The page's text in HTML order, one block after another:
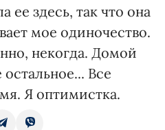
ее здесь, так что она
мое одиночество.
некогда. Домой
остальное... Все
Я оптимистка.